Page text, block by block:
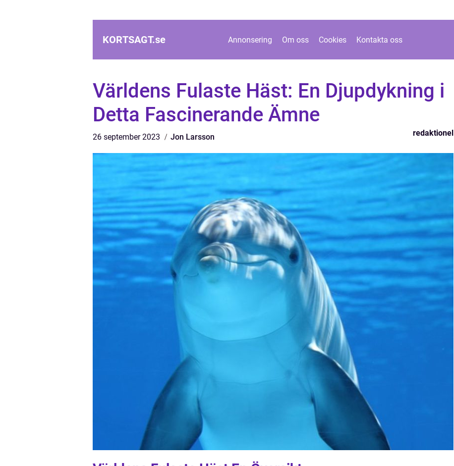
KORTSAGT.se Annonsering Om oss Cookies Kontakta oss
Världens Fulaste Häst: En Djupdykning i
Detta Fascinerande Ämne
26 september 2023 Jon Larsson redaktionel